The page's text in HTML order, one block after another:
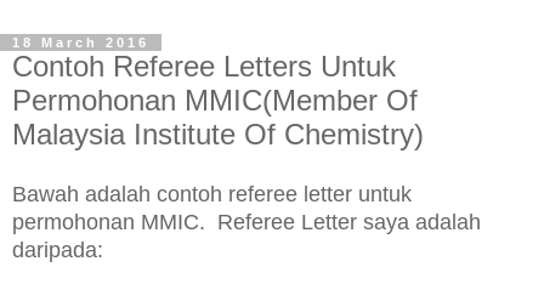
18 March 2016
Contoh Referee Letters Untuk
Permohonan MMIC(Member Of
Malaysia Institute Of Chemistry)
Bawah adalah contoh referee letter untuk
permohonan MMIC. Referee Letter saya adalah
daripada: